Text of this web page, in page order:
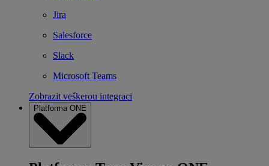
Jira
Salesforce
Slack
Microsoft Teams
Zobrazit veškerou integraci
Platforma ONE